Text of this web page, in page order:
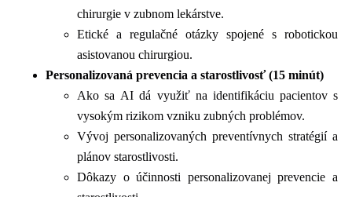
chirurgie v zubnom lekárstve.
Etické a regulačné otázky spojené s robotickou
asistovanou chirurgiou.
Personalizovaná prevencia a starostlivosť (15 minút)
Ako sa AI dá využiť na identifikáciu pacientov s
vysokým rizikom vzniku zubných problémov.
Vývoj personalizovaných preventívnych stratégií a
plánov starostlivosti.
Dôkazy o účinnosti personalizovanej prevencie a